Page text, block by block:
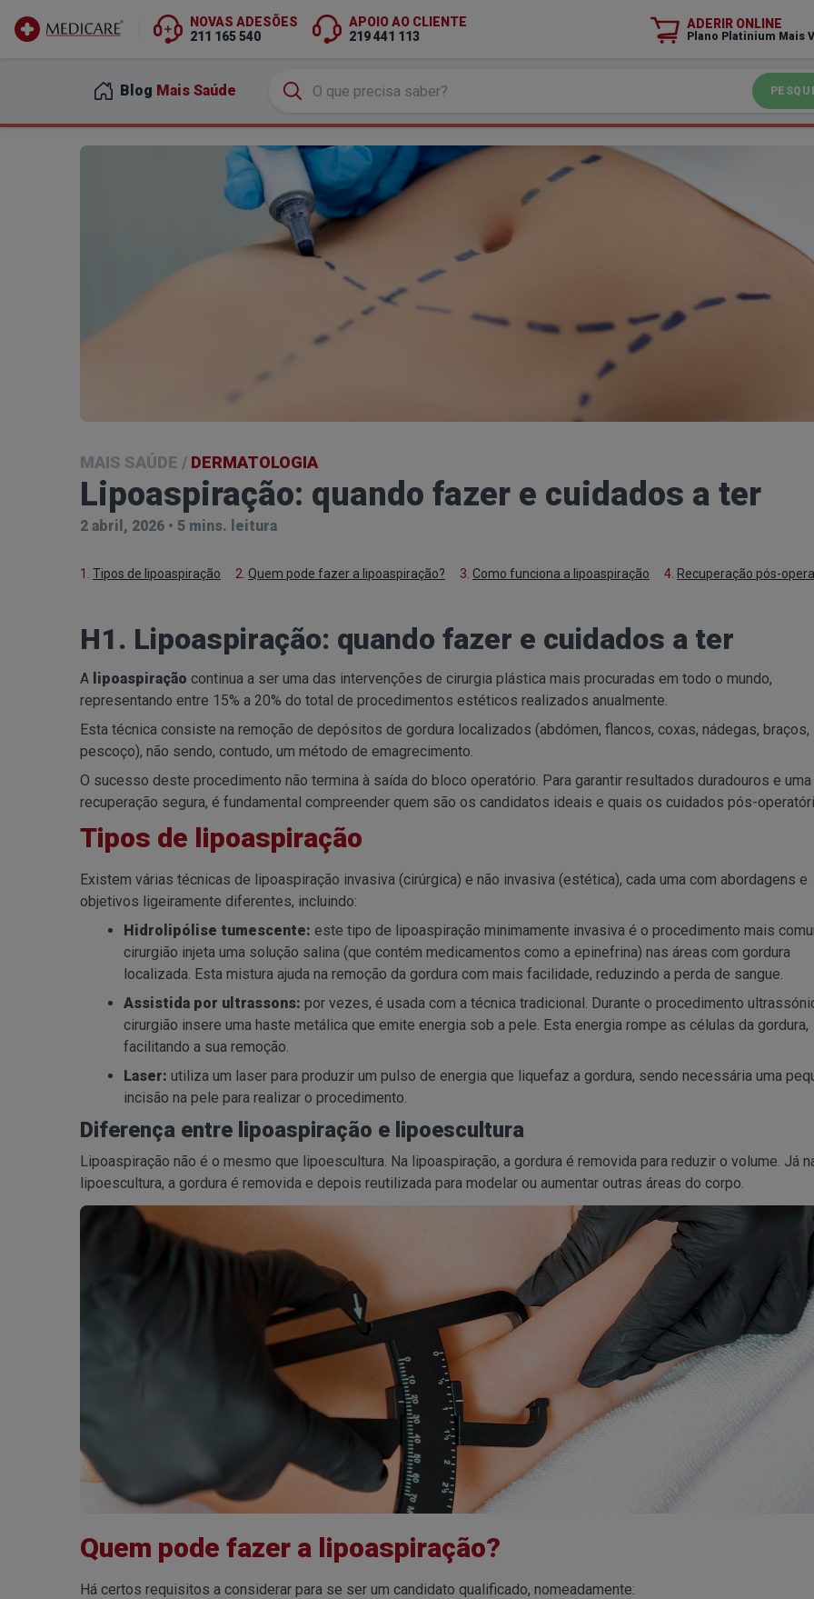
NOVAS ADESÕES
211 165 540
APOIO AO CLIENTE
219 441 113
ADERIR ONLINE
Plano Platinium Mais
Blog Mais Saúde
MAIS SAÚDE / DERMATOLOGIA
Lipoaspiração: quando fazer e cuidados a ter
2 abril, 2026 • 5 mins. leitura
1. Tipos de lipoaspiração 2. Quem pode fazer a lipoaspiração? 3. Como funciona a lipoaspiração 4. Recuperação pós-
H1. Lipoaspiração: quando fazer e cuidados a ter
A lipoaspiração continua a ser uma das intervenções de cirurgia plástica mais procuradas em todo o mundo,
representando entre 15% a 20% do total de procedimentos estéticos realizados anualmente.
Esta técnica consiste na remoção de depósitos de gordura localizados (abdómen, flancos, coxas, nádegas, braços,
pescoço), não sendo, contudo, um método de emagrecimento.
O sucesso deste procedimento não termina à saída do bloco operatório. Para garantir resultados duradouros e uma
recuperação segura, é fundamental compreender quem são os candidatos ideais e quais os cuidados pós-
Tipos de lipoaspiração
Existem várias técnicas de lipoaspiração invasiva (cirúrgica) e não invasiva (estética), cada uma com abordagens e
objetivos ligeiramente diferentes, incluindo:
Hidrolipólise tumescente: este tipo de lipoaspiração minimamente invasiva é o procedimento mais
cirurgião injeta uma solução salina (que contém medicamentos como a epinefrina) nas áreas com gordura
localizada. Esta mistura ajuda na remoção da gordura com mais facilidade, reduzindo a perda de sangue.
Assistida por ultrassons: por vezes, é usada com a técnica tradicional. Durante o procedimento
cirurgião insere uma haste metálica que emite energia sob a pele. Esta energia rompe as células da gordura,
facilitando a sua remoção.
Laser: utiliza um laser para produzir um pulso de energia que liquefaz a gordura, sendo necessária uma
incisão na pele para realizar o procedimento.
Diferença entre lipoaspiração e lipoescultura
Lipoaspiração não é o mesmo que lipoescultura. Na lipoaspiração, a gordura é removida para reduzir o volume. Já
lipoescultura, a gordura é removida e depois reutilizada para modelar ou aumentar outras áreas do corpo.
Quem pode fazer a lipoaspiração?
Há certos requisitos a considerar para se ser um candidato qualificado, nomeadamente: